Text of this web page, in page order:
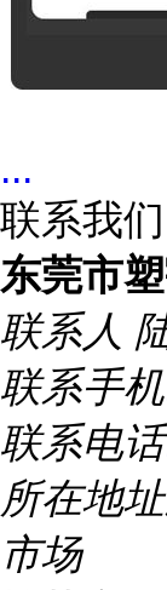
...
联系我们
东莞市
联系人
联系手机
联系电话
所在地址
市场